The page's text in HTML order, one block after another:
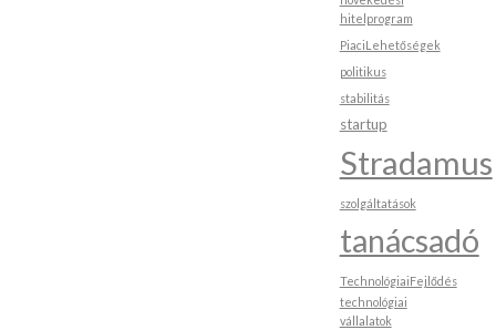
hitelprogram
PiaciLehetőségek
politikus
stabilitás
startup
Stradamus
szolgáltatások
tanácsadó
TechnológiaiFejlődés
technológiai
vállalatok